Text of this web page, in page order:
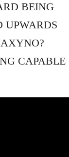
BEING
UPWARDS
CAPABLE